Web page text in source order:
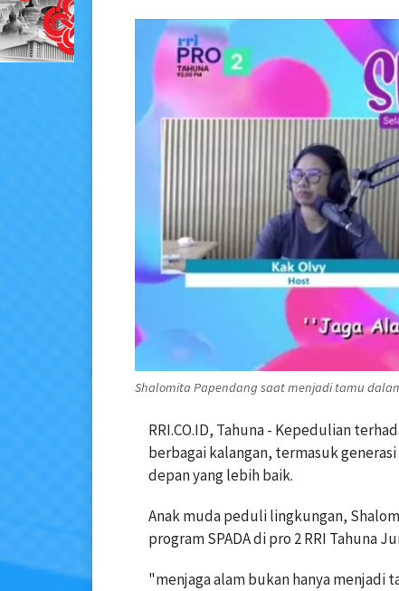
Shalomita Papendang saat menjadi tamu
RRI.CO.ID, Tahuna - Kepedulian
berbagai kalangan, termasuk
depan yang lebih baik.
Anak muda peduli lingkungan,
program SPADA di pro 2 RRI Tahuna
"menjaga alam bukan hanya